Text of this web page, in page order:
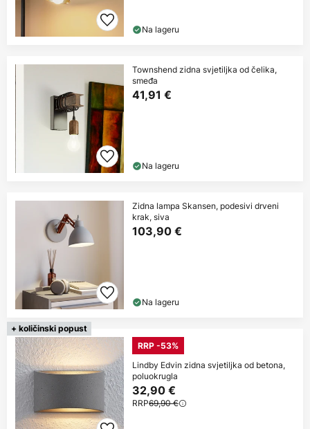
Na lageru
Townshend zidna svjetiljka od čelika,
smeđa
41,91 €
Na lageru
Zidna lampa Skansen, podesivi drveni
krak, siva
103,90 €
Na lageru
+ količinski popust
RRP -53%
Lindby Edvin zidna svjetiljka od betona,
poluokrugla
32,90 €
RRP69,90 €